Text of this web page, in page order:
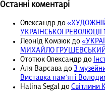
Останні коментарі
Олександр до
УКРАЇНСЬКОЇ РЕВОЛЮЦІЇ
Леонід Комзюк до
МИХАЙЛО ГРУШЕВСЬКИЙ
Ототюк Олександр до
Аля Варсава до З
Виставка пам’яті
Halina Segal
до Світлини